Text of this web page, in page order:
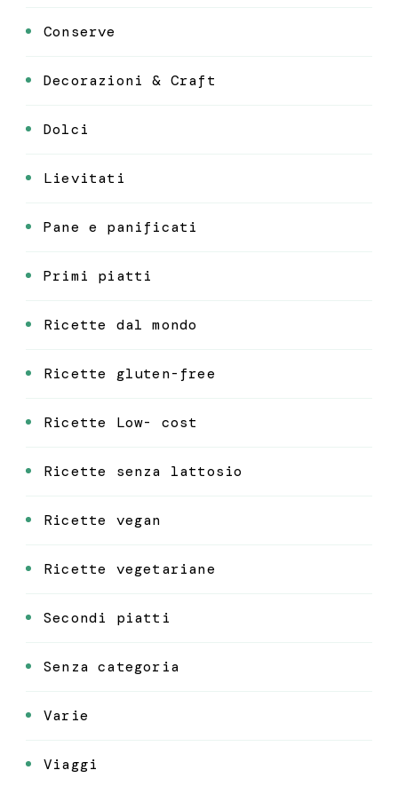
Conserve
Decorazioni & Craft
Dolci
Lievitati
Pane e panificati
Primi piatti
Ricette dal mondo
Ricette gluten-free
Ricette Low- cost
Ricette senza lattosio
Ricette vegan
Ricette vegetariane
Secondi piatti
Senza categoria
Varie
Viaggi